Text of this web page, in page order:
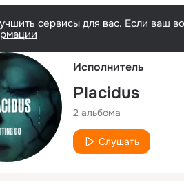
сервисы для вас. Если ваш
Исполнитель
Placidus
2 альбома
Слушать